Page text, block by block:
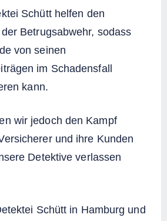
Schütt helfen den
Betrugsabwehr, sodass
von seinen
im Schadensfall
kann.
wir jedoch den Kampf
und ihre Kunden
Detektive verlassen
Schütt in Hamburg und